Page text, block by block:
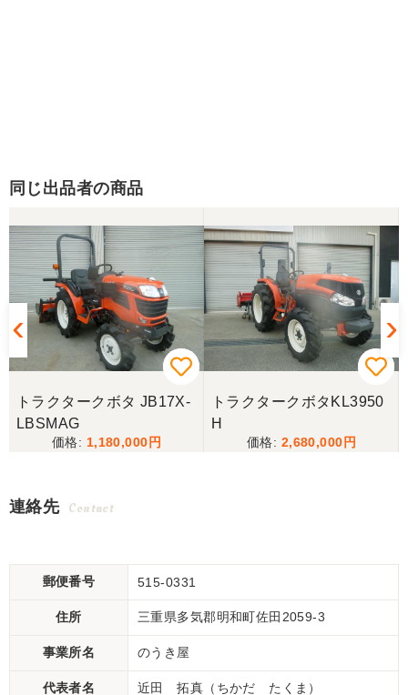
同じ出品者の商品
トラクタークボタ JB17X-
LBSMAG
1,180,000
トラクタークボタKL3950
H
2,680,000
連絡先 Contact
郵便番号 515-0331
住所 三重県多気郡明和町佐田2059-3
事業所名 のうき屋
代表者名 近田 拓真（ちかだ たくま）